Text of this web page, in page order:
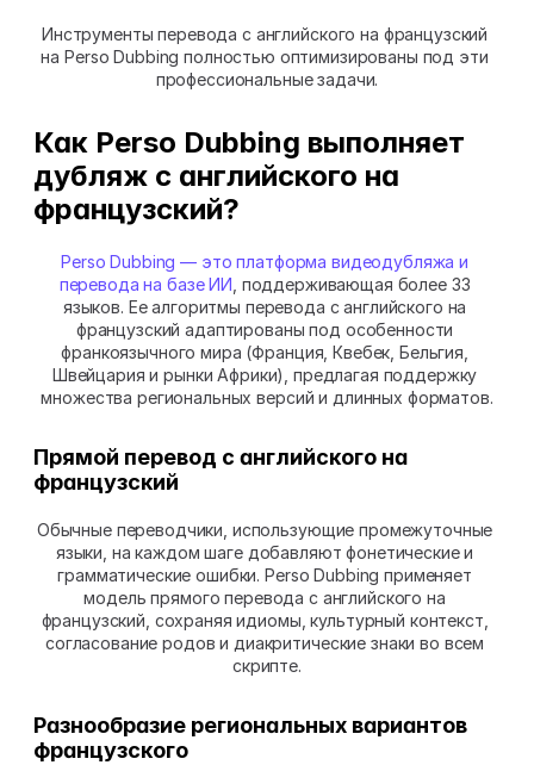
Инструменты перевода с английского на французский
на Perso Dubbing полностью оптимизированы под эти
профессиональные задачи.
Как Perso Dubbing выполняет
дубляж с английского на
французский?
Perso Dubbing — это платформа видеодубляжа и
перевода на базе ИИ, поддерживающая более 33
языков. Ее алгоритмы перевода с английского на
французский адаптированы под особенности
франкоязычного мира (Франция, Квебек, Бельгия,
Швейцария и рынки Африки), предлагая поддержку
множества региональных версий и длинных форматов.
Прямой перевод с английского на
французский
Обычные переводчики, использующие промежуточные
языки, на каждом шаге добавляют фонетические и
грамматические ошибки. Perso Dubbing применяет
модель прямого перевода с английского на
французский, сохраняя идиомы, культурный контекст,
согласование родов и диакритические знаки во всем
скрипте.
Разнообразие региональных вариантов
французского